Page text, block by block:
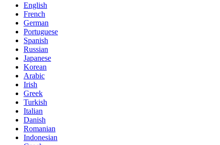
English
French
German
Portuguese
Spanish
Russian
Japanese
Korean
Arabic
Irish
Greek
Turkish
Italian
Danish
Romanian
Indonesian